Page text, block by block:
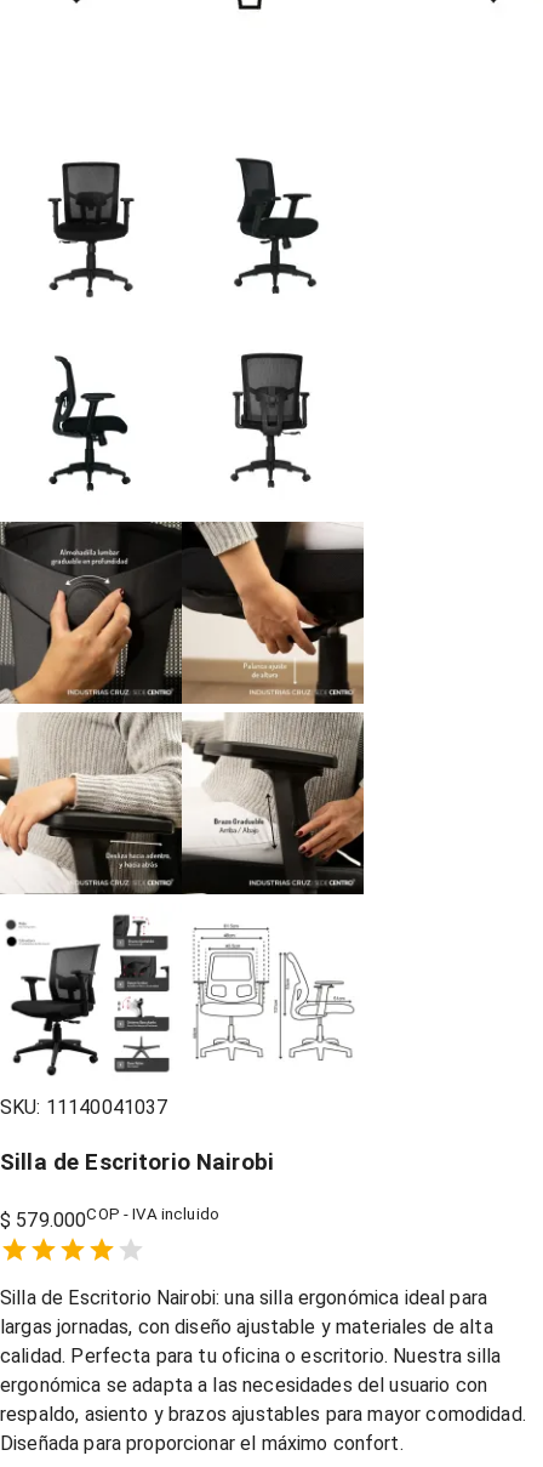
SKU: 11140041037
Silla de Escritorio Nairobi
$ 579.000COP - IVA incluido
1 Star,
2 Stars,
3 Stars,
4 Stars,
5 Stars,
Silla de Escritorio Nairobi: una silla ergonómica ideal para
largas jornadas, con diseño ajustable y materiales de alta
calidad. Perfecta para tu oficina o escritorio. Nuestra silla
ergonómica se adapta a las necesidades del usuario con
respaldo, asiento y brazos ajustables para mayor comodidad.
Diseñada para proporcionar el máximo confort.